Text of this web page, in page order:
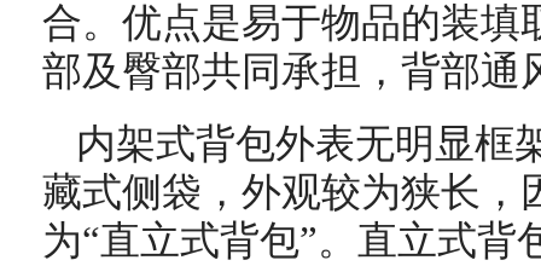
合。优点是易于物品的装填
部及臀部共同承担，背部通
内架式背包外表无明显框
藏式侧袋，外观较为狭长，
为“直立式背包”。直立式背